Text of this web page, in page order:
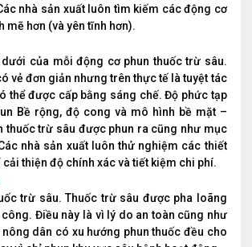
nhà sản xuất luôn tìm kiếm các động cơ
mẽ hơn (và yên tĩnh hơn).
của mỗi động cơ phun thuốc trừ sâu.
vẻ đơn giản nhưng trên thực tế là tuyệt tác
thể được cấp bằng sáng chế. Độ phức tạp
Bề rộng, độ cong và mô hình bề mặt –
thuốc trừ sâu được phun ra cũng như mục
nhà sản xuất luôn thử nghiệm các thiết
cải thiện độ chính xác và tiết kiệm chi phí.
trừ sâu. Thuốc trừ sâu được pha loãng
Điều này là vì lý do an toàn cũng như
dân có xu hướng phun thuốc đều cho